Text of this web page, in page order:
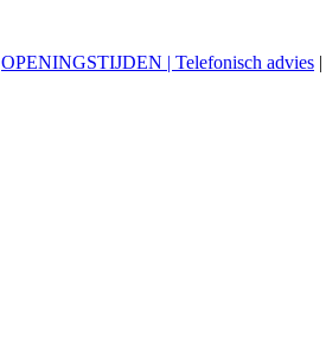
OPENINGSTIJDEN | Telefonisch advies |